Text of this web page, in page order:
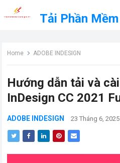
Tải Phần
Home ADOBE INDESIGN
Hướng dẫn tải và
InDesign CC 2021
ADOBE INDESIGN 23 Tháng 6, 2025